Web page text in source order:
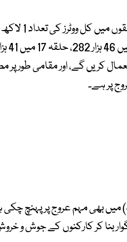
دہی استعمال کریں گے، اور مقامی
پر ہے۔
اسکردو کے حلقہ جی بی 10 (اسکردو 4) میں بھی مہم
بنا کر کارکنوں کے جوش و